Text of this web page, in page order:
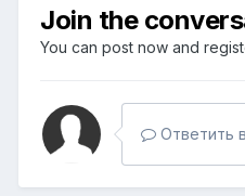
Join the
You can post now and
Ответить